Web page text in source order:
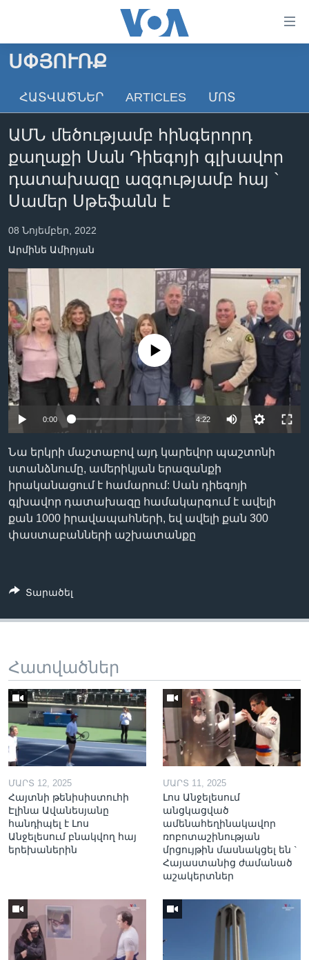
անցնել
հիմնական
անցնել
բովանդակությանը
հիմնական
բովանդակություն
ԳԼԽԱՎՈՐ ԷՋ
ԼՈՒՐԵՐ
ՖԻԼՄԵՐ
ՄԵՐ ՄԱՍԻՆ
«ԱՄԵՐԻԿԱՅԻ ՁԱՅՆ»-Ի ԿԱՆՈՆԱԴՐՈՒԹՅՈՒՆ
ԿԱՊ ՄԵԶ ՀԵՏ
Learning English
ՀԵՏԵՒԵՔ ՄԵԶ
Լեզուներ
ՍՓՅՈՒՌՔ
ՀԱՏՎԱԾՆԵՐ ARTICLES ՄՈՏ
ԱՄՆ մեծությամբ հինգերորդ
քաղաքի Սան Դիեգոյի գլխավոր
դատախազը ազգությամբ հայ `
Սամեր Սթեֆանն է
08 Նոյեմբեր, 2022
Արմինե Ամիրյան
No media source currently available
0:00 4:22
Նա երկրի մաշտաբով այդ կարեվոր պաշտոնի
ստանձնումը, ամերիկյան երազանքի
իրականացում է համարում: Սան դիեգոյի
գլխավոր դատախազը համակարգում է ավելի
քան 1000 իրավապահների, եվ ավելի քան 300
փաստաբանների աշխատանքը
Տարածել
Հատվածներ
ՄԱՐՏ 12, 2025
Հայտնի թենիսիստուհի
Էլինա Ավանեսյանը
հանդիպել է Լոս
Անջելեսում բնակվող հայ
երեխաներին
ՄԱՐՏ 11, 2025
Լոս Անջելեսում
անցկացված
ամենահեղինակավոր
ռոբոտաշինության
մրցույթին մասնակցել են `
Հայաստանից ժամանած
աշակերտներ